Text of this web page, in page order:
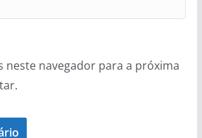
neste navegador para a próxima